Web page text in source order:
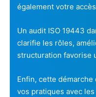
également votre
Un audit ISO 19443
clarifie les rôles,
structuration favorise
Enfin, cette
vos pratiques avec